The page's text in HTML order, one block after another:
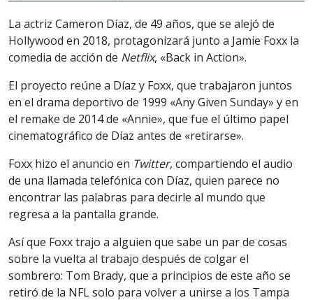
La actriz Cameron Díaz, de 49 años, que se alejó de
Hollywood en 2018, protagonizará junto a Jamie Foxx la
comedia de acción de Netflix, «Back in Action».
El proyecto reúne a Díaz y Foxx, que trabajaron juntos
en el drama deportivo de 1999 «Any Given Sunday» y en
el remake de 2014 de «Annie», que fue el último papel
cinematográfico de Díaz antes de «retirarse».
Foxx hizo el anuncio en Twitter, compartiendo el audio
de una llamada telefónica con Díaz, quien parece no
encontrar las palabras para decirle al mundo que
regresa a la pantalla grande.
Así que Foxx trajo a alguien que sabe un par de cosas
sobre la vuelta al trabajo después de colgar el
sombrero: Tom Brady, que a principios de este año se
retiró de la NFL solo para volver a unirse a los Tampa